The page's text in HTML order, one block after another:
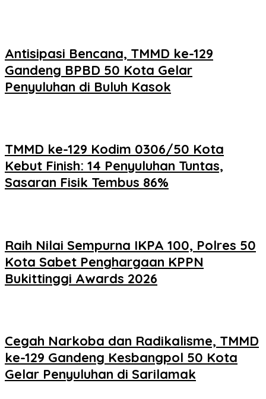
Antisipasi Bencana, TMMD ke-129
Gandeng BPBD 50 Kota Gelar
Penyuluhan di Buluh Kasok
TMMD ke-129 Kodim 0306/50 Kota
Kebut Finish: 14 Penyuluhan Tuntas,
Sasaran Fisik Tembus 86%
Raih Nilai Sempurna IKPA 100, Polres 50
Kota Sabet Penghargaan KPPN
Bukittinggi Awards 2026
Cegah Narkoba dan Radikalisme, TMMD
ke-129 Gandeng Kesbangpol 50 Kota
Gelar Penyuluhan di Sarilamak